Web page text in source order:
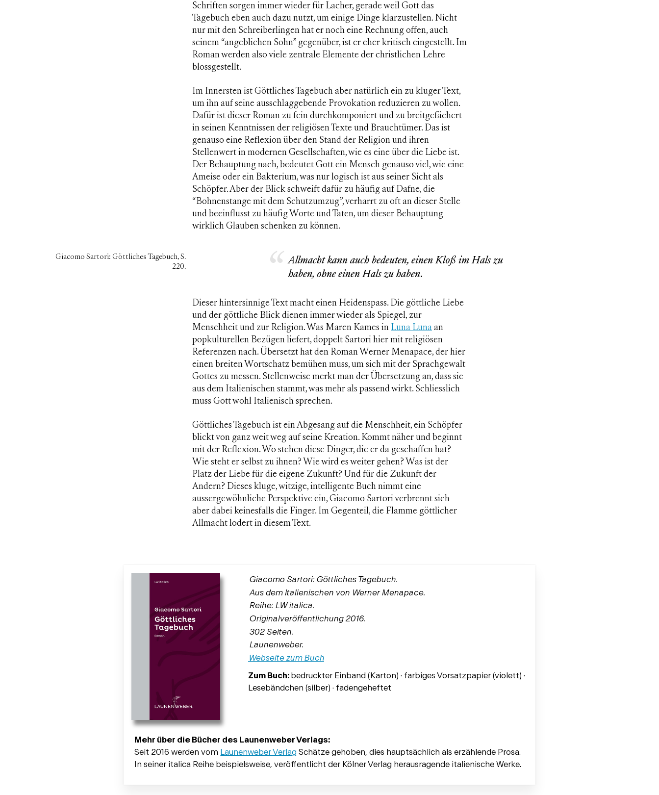
Schriften sorgen immer wieder für Lacher, gerade weil Gott das
Tagebuch eben auch dazu nutzt, um einige Dinge klarzustellen. Nicht
nur mit den Schreiberlingen hat er noch eine Rechnung offen, auch
seinem “angeblichen Sohn” gegenüber, ist er eher kritisch eingestellt. Im
Roman werden also viele zentrale Elemente der christlichen Lehre
blossgestellt.
Im Innersten ist Göttliches Tagebuch aber natürlich ein zu kluger Text,
um ihn auf seine ausschlaggebende Provokation reduzieren zu wollen.
Dafür ist dieser Roman zu fein durchkomponiert und zu breitgefächert
in seinen Kenntnissen der religiösen Texte und Brauchtümer. Das ist
genauso eine Reflexion über den Stand der Religion und ihren
Stellenwert in modernen Gesellschaften, wie es eine über die Liebe ist.
Der Behauptung nach, bedeutet Gott ein Mensch genauso viel, wie eine
Ameise oder ein Bakterium, was nur logisch ist aus seiner Sicht als
Schöpfer. Aber der Blick schweift dafür zu häufig auf Dafne, die
“Bohnenstange mit dem Schutzumzug”, verharrt zu oft an dieser Stelle
und beeinflusst zu häufig Worte und Taten, um dieser Behauptung
wirklich Glauben schenken zu können.
Allmacht kann auch bedeuten, einen Kloß im Hals zu
haben, ohne einen Hals zu haben.
Giacomo Sartori: Göttliches Tagebuch, S.
220.
Dieser hintersinnige Text macht einen Heidenspass. Die göttliche Liebe
und der göttliche Blick dienen immer wieder als Spiegel, zur
Menschheit und zur Religion. Was Maren Kames in Luna Luna an
popkulturellen Bezügen liefert, doppelt Sartori hier mit religiösen
Referenzen nach. Übersetzt hat den Roman Werner Menapace, der hier
einen breiten Wortschatz bemühen muss, um sich mit der Sprachgewalt
Gottes zu messen. Stellenweise merkt man der Übersetzung an, dass sie
aus dem Italienischen stammt, was mehr als passend wirkt. Schliesslich
muss Gott wohl Italienisch sprechen.
Göttliches Tagebuch ist ein Abgesang auf die Menschheit, ein Schöpfer
blickt von ganz weit weg auf seine Kreation. Kommt näher und beginnt
mit der Reflexion. Wo stehen diese Dinger, die er da geschaffen hat?
Wie steht er selbst zu ihnen? Wie wird es weiter gehen? Was ist der
Platz der Liebe für die eigene Zukunft? Und für die Zukunft der
Andern? Dieses kluge, witzige, intelligente Buch nimmt eine
aussergewöhnliche Perspektive ein, Giacomo Sartori verbrennt sich
aber dabei keinesfalls die Finger. Im Gegenteil, die Flamme göttlicher
Allmacht lodert in diesem Text.
Giacomo Sartori: Göttliches Tagebuch.
Aus dem Italienischen von Werner Menapace.
Reihe: LW italica.
Originalveröffentlichung 2016.
302 Seiten.
Launenweber.
Webseite zum Buch
Zum Buch: bedruckter Einband (Karton) · farbiges Vorsatzpapier (violett) ·
Lesebändchen (silber) · fadengeheftet
Mehr über die Bücher des Launenweber Verlags:
Seit 2016 werden vom Launenweber Verlag Schätze gehoben, dies hauptsächlich als erzählende Prosa.
In seiner italica Reihe beispielsweise, veröffentlicht der Kölner Verlag herausragende italienische Werke.